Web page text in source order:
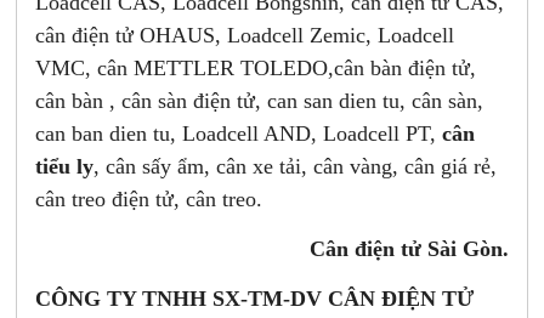
cân điện tử OHAUS, Loadcell Zemic, Loadcell
VMC, cân METTLER TOLEDO,cân bàn điện tử,
cân bàn , cân sàn điện tử, can san dien tu, cân sàn,
can ban dien tu, Loadcell AND, Loadcell PT,cân
tiểu ly, cân sấy ẩm, cân xe tải, cân vàng, cân giá rẻ,
cân treo điện tử, cân treo.
Cân điện tử Sài Gòn.
CÔNG TY TNHH SX-TM-DV CÂN ĐIỆN TỬ